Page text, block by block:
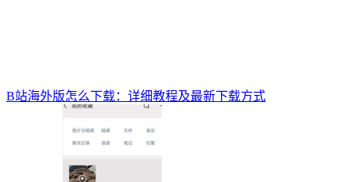
B站海外版怎么下载：详细教程及最新下载方式